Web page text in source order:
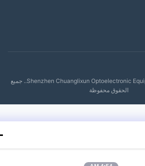
©2021- Shenzhen Chuanglixun Optoelectronic Equipment Co., Ltd.. جميع
الحقوق محفوظة